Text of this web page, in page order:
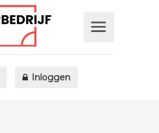
Inloggen